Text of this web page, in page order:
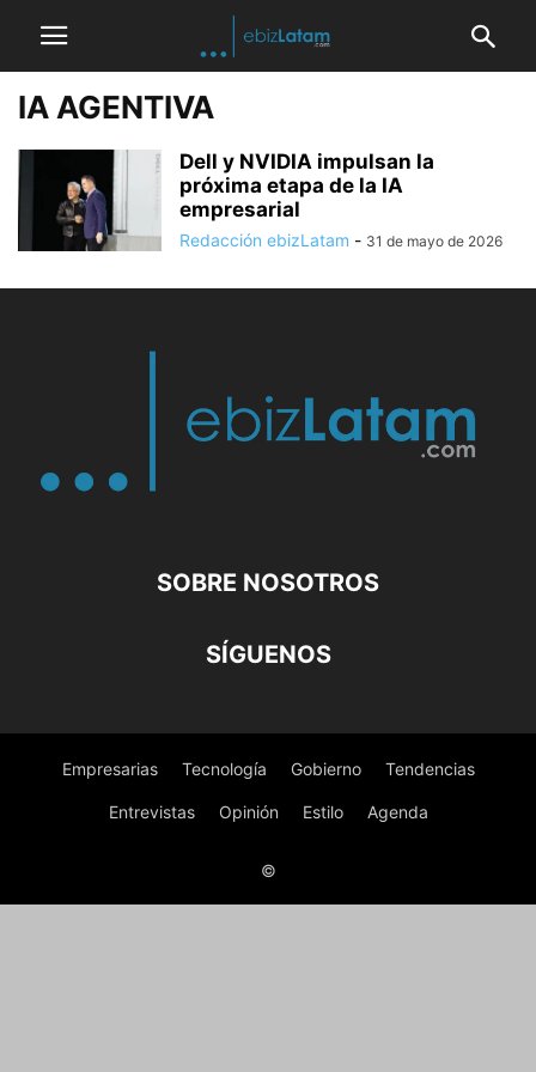
IA AGENTIVA
Dell y NVIDIA impulsan la
próxima etapa de la IA
empresarial
Redacción ebizLatam - 31 de mayo de 2026
SOBRE NOSOTROS
SÍGUENOS
Empresarias Tecnología Gobierno Tendencias
Entrevistas Opinión Estilo Agenda
©